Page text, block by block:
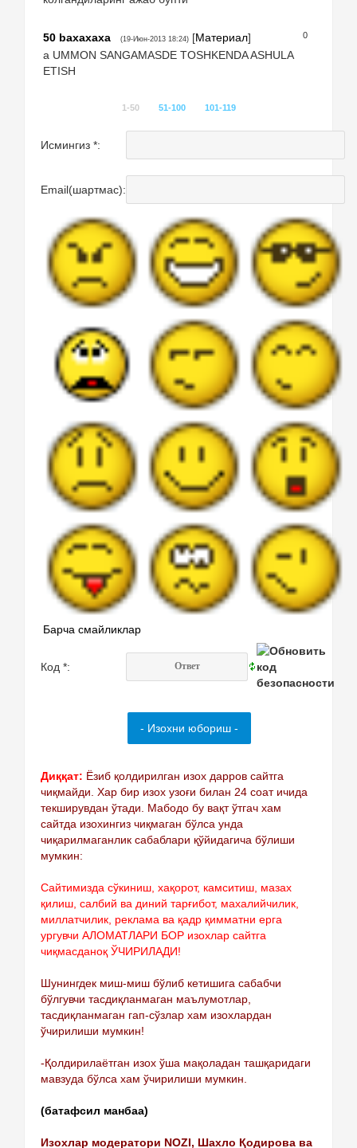
0
50 baxaxaxa (19-Июн-2013 18:24) [Материал]
a UMMON SANGAMASDE TOSHKENDA ASHULA
ETISH
1-50 51-100 101-119
Исмингиз *:
Email(шартмас):
Барча смайликлар
Код *:
Диққат: Ёзиб қолдирилган изох дарров сайтга
чиқмайди. Хар бир изох узоғи билан 24 соат ичида
текширувдан ўтади. Мабодо бу вақт ўтгач хам
сайтда изохингиз чиқмаган бўлса унда
чиқарилмаганлик сабаблари қўйидагича бўлиши
мумкин:
Сайтимизда сўкиниш, хақорот, камситиш, мазах
қилиш, салбий ва диний тарғибот, махалийчилик,
миллатчилик, реклама ва қадр қимматни ерга
ургувчи АЛОМАТЛАРИ БОР изохлар сайтга
чиқмасданоқ ЎЧИРИЛАДИ!
Шунингдек миш-миш бўлиб кетишига сабабчи
бўлгувчи тасдиқланмаган маълумотлар,
тасдиқланмаган гап-сўзлар хам изохлардан
ўчирилиши мумкин!
-Қолдирилаётган изох ўша мақоладан ташқаридаги
мавзуда бўлса хам ўчирилиши мумкин.
(батафсил манбаа)
Изохлар модератори NOZI, Шахло Қодирова ва